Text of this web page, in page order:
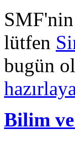
SMF'nin
lütfen
bugün
Bilim